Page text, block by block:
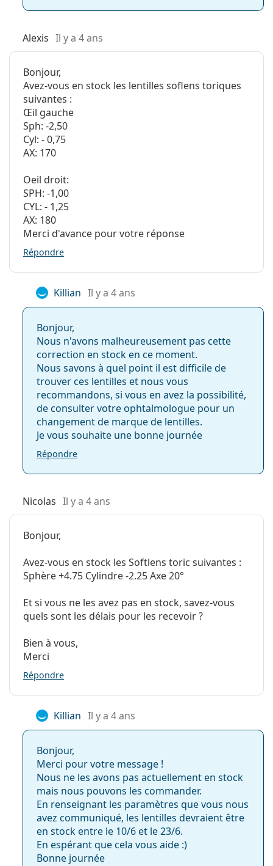
Alexis Il y a 4 ans
Bonjour,
Avez-vous en stock les lentilles soflens toriques
suivantes :
Œil gauche
Sph: -2,50
Cyl: - 0,75
AX: 170
Oeil droit:
SPH: -1,00
CYL: - 1,25
AX: 180
Merci d'avance pour votre réponse
Répondre
Killian Il y a 4 ans
Bonjour,
Nous n'avons malheureusement pas cette
correction en stock en ce moment.
Nous savons à quel point il est difficile de
trouver ces lentilles et nous vous
recommandons, si vous en avez la possibilité,
de consulter votre ophtalmologue pour un
changement de marque de lentilles.
Je vous souhaite une bonne journée
Répondre
Nicolas Il y a 4 ans
Bonjour,
Avez-vous en stock les Softlens toric suivantes :
Sphère +4.75 Cylindre -2.25 Axe 20°
Et si vous ne les avez pas en stock, savez-vous
quels sont les délais pour les recevoir ?
Bien à vous,
Merci
Répondre
Killian Il y a 4 ans
Bonjour,
Merci pour votre message !
Nous ne les avons pas actuellement en stock
mais nous pouvons les commander.
En renseignant les paramètres que vous nous
avez communiqué, les lentilles devraient être
en stock entre le 10/6 et le 23/6.
En espérant que cela vous aide :)
Bonne journée